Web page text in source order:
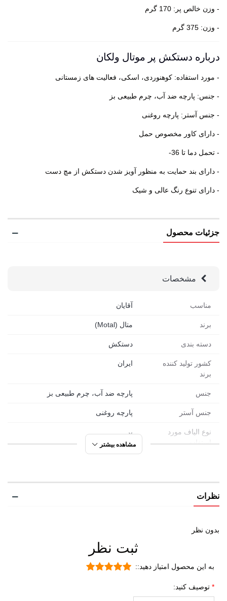
- وزن خالص پر: 170 گرم
- وزن: 375 گرم
درباره دستکش پر موتال ولکان
- مورد استفاده: کوهنوردی، اسکی، فعالیت های زمستانی
- جنس: پارچه ضد آب، چرم طبیعی بز
- جنس آستر: پارچه روغنی
- دارای کاور مخصوص حمل
- تحمل دما تا 36-
- دارای بند حمایت به منظور آویز شدن دستکش از مچ دست
- دارای تنوع رنگ عالی و شیک
جزئیات محصول
مشخصات
مناسب آقایان
برند متال (Motal)
دسته بندی دستکش
کشور تولید کننده
برند
ایران
جنس پارچه ضد آب، چرم طبیعی بز
جنس آستر پارچه روغنی
نوع الیاف مورد
استفاده
پر
ساق
نوع ساق
تخصصی
دستکس از دست
مشاهده بیشتر
نظرات
بدون نظر
ثبت نظر
به این محصول امتیاز دهید::
توصیف کنید: